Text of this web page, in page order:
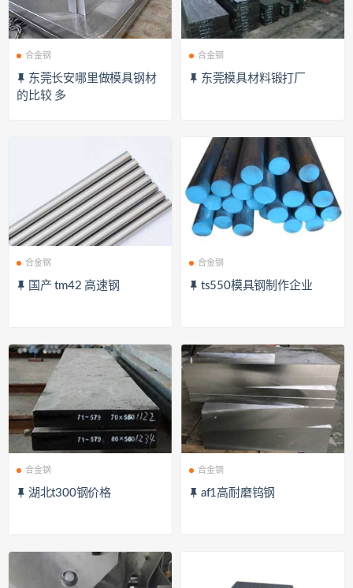
合金钢
东莞长安哪里做模具钢材
的比较 多
合金钢
东莞模具材料锻打厂
合金钢
国产 tm42 高速钢
合金钢
ts550模具钢制作企业
合金钢
湖北t300钢价格
合金钢
af1高耐磨钨钢